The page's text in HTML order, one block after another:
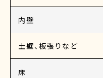
内壁
土壁、板張りなど
床